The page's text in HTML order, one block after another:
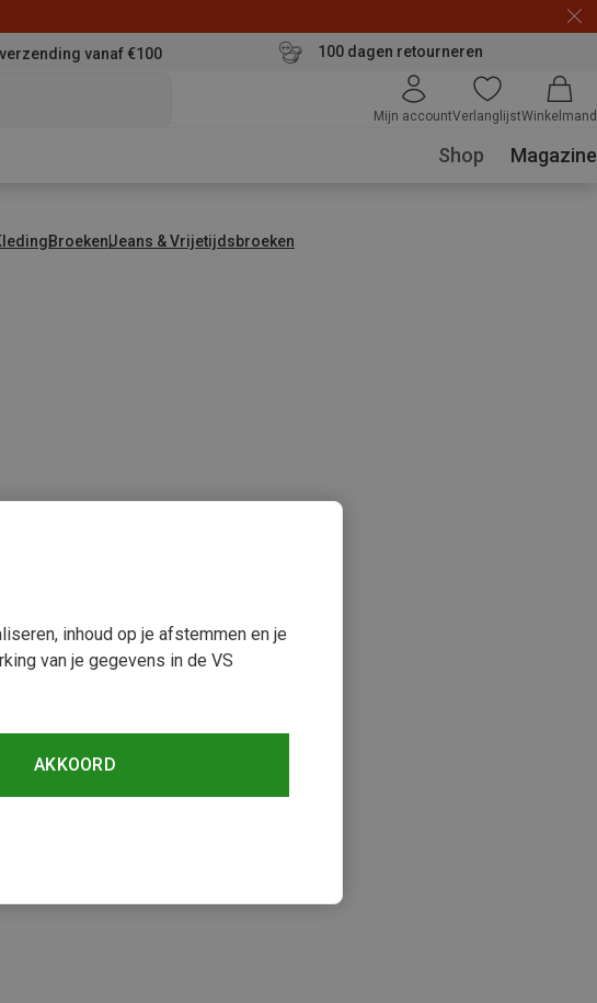
vanaf €100 100 dagen retourneren
Mijn accountVerlanglijstWinkelmand
Shop Magazine
BroekenJeans & Vrijetijdsbroeken
inhoud op je afstemmen en je
van je gegevens in de VS
AKKOORD